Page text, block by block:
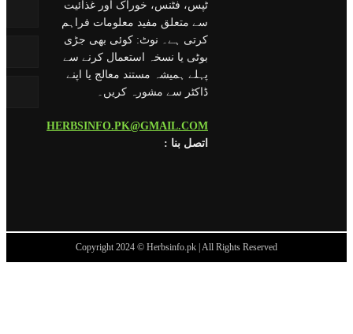
ٹپس، فٹنس، خوراک اور غذائیت
سے متعلق مفید معلومات فراہم
کرتی ہے۔ نوٹ: کوئی بھی جڑی
بوٹی یا نسخہ استعمال کرنے سے
پہلے ہمیشہ مستند معالج یا اپنے
ڈاکٹر سے مشورہ کریں۔
HERBSINFO.PK@GMAIL.COM
: اتصل بنا
Copyright 2024 © Herbsinfo.pk | All Rights Reserved